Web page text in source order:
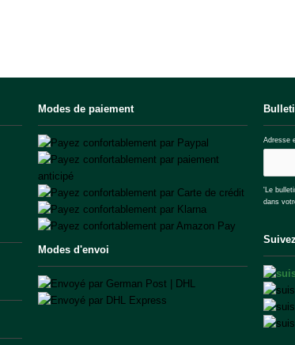
Modes de paiement
Modes d'envoi
Adresse
'Le
dans